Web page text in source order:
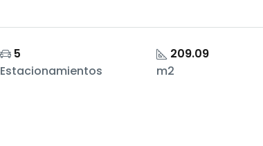
5
Estacionamientos
209.09
m2